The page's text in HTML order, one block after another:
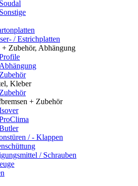
Soudal
Sonstige
/ Estrichplatten
Zubehör, Abhängung
Abhängung
Zubehör
Kleber
Zubehör
+ Zubehör
/ - Klappen
/ Schrauben